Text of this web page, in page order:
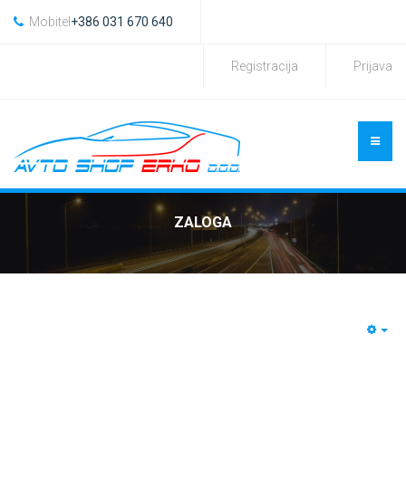
Mobitel +386 031 670 640
Prijava
Registracija
ZALOGA